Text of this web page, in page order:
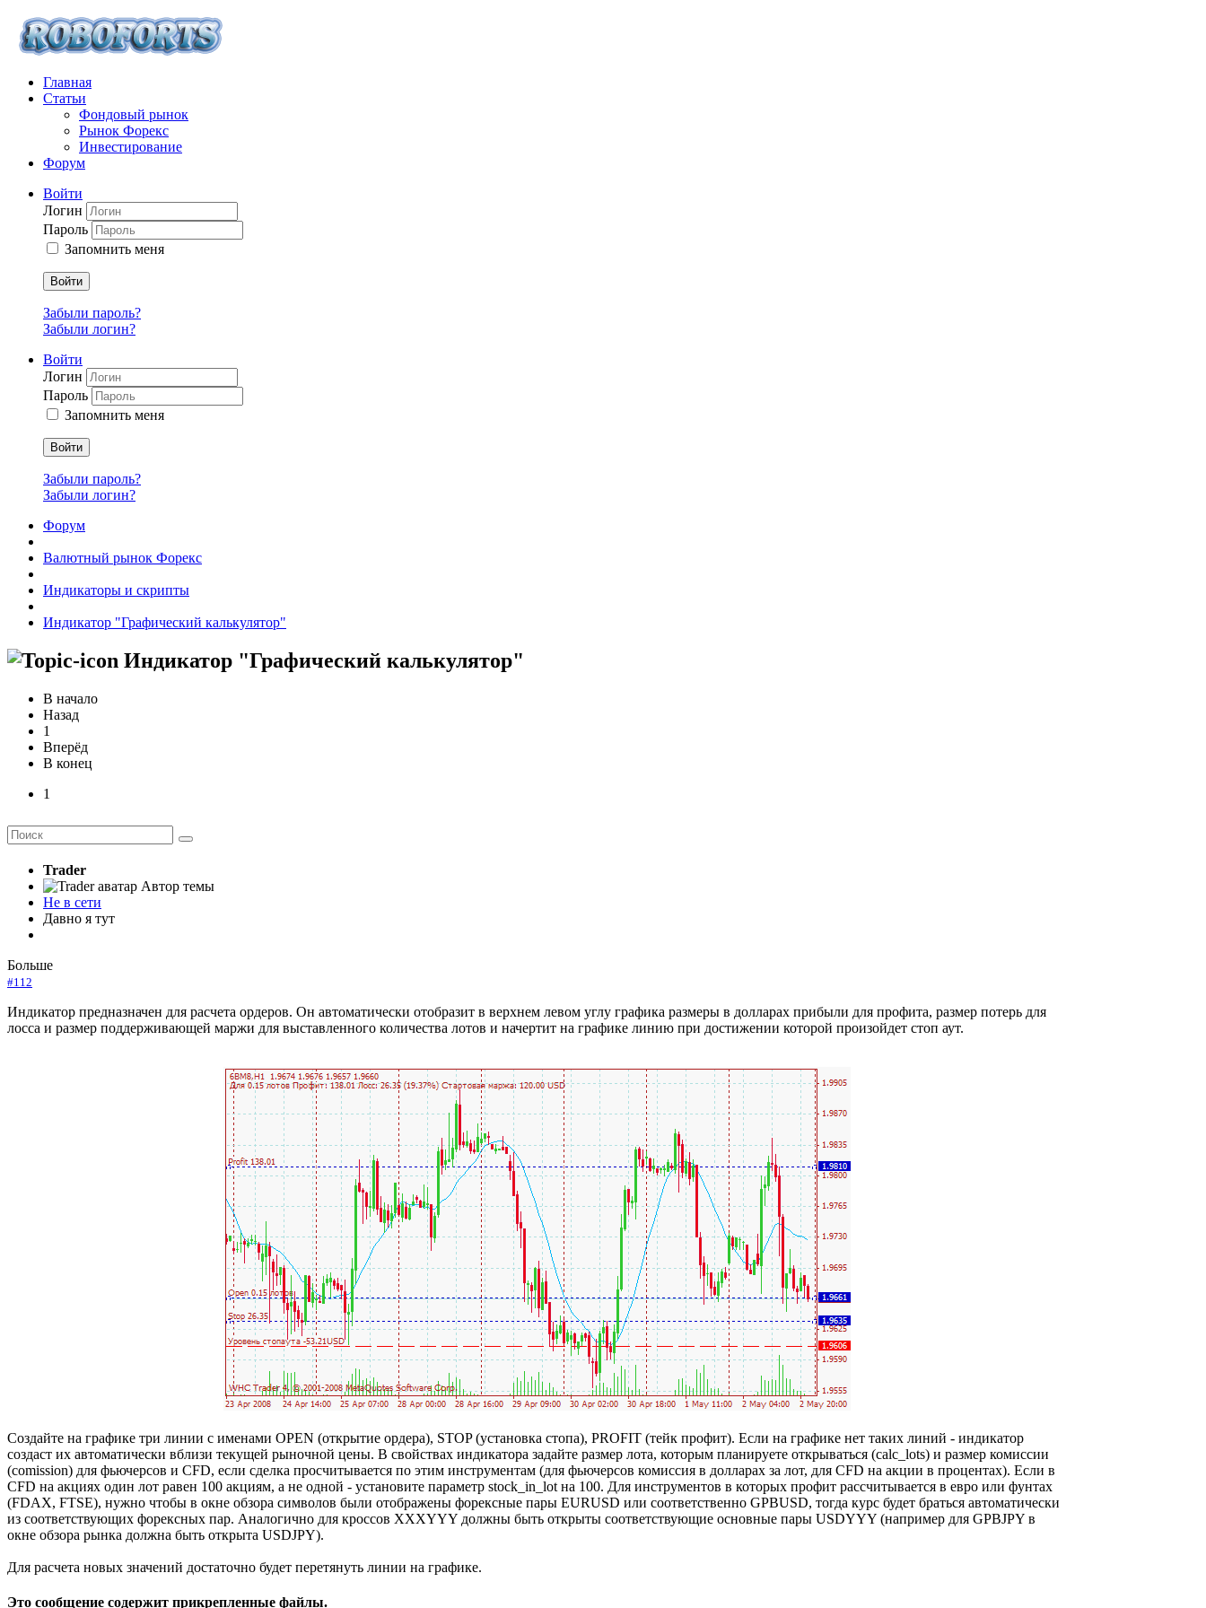
Главная
Статьи
Фондовый рынок
Рынок Форекс
Инвестирование
Форум
Войти
Логин
Пароль
Запомнить меня
Войти
Забыли пароль?
Забыли логин?
Войти
Логин
Пароль
Запомнить меня
Войти
Забыли пароль?
Забыли логин?
Форум
Валютный рынок Форекс
Индикаторы и скрипты
Индикатор "Графический калькулятор"
Индикатор "Графический калькулятор"
В начало
Назад
1
Вперёд
В конец
1
Trader
Автор темы
Не в сети
Давно я тут
Больше
#112
Индикатор предназначен для расчета ордеров. Он автоматически отобразит в верхнем левом углу графика размеры в долларах прибыли для профита, размер потерь для
лосса и размер поддерживающей маржи для выставленного количества лотов и начертит на графике линию при достижении которой произойдет стоп аут.
Создайте на графике три линии с именами OPEN (открытие ордера), STOP (установка стопа), PROFIT (тейк профит). Если на графике нет таких линий - индикатор
создаст их автоматически вблизи текущей рыночной цены. В свойствах индикатора задайте размер лота, которым планируете открываться (calc_lots) и размер комиссии
(comission) для фьючерсов и CFD, если сделка просчитывается по этим инструментам (для фьючерсов комиссия в долларах за лот, для CFD на акции в процентах). Если в
CFD на акциях один лот равен 100 акциям, а не одной - установите параметр stock_in_lot на 100. Для инструментов в которых пpофит рассчитывается в евро или фунтах
(FDAX, FTSE), нужно чтобы в окне обзора символов были отображены форексные пары EURUSD или соответственно GPBUSD, тогда курс будет браться автоматически
из соответствующих форексных пар. Аналогично для кроссов XXXYYY должны быть открыты соответствующие основные пары USDYYY (например для GPBJPY в
окне обзора рынка должна быть открыта USDJPY).
Для расчета новых значений достаточно будет перетянуть линии на графике.
Это сообщение содержит прикрепленные файлы.